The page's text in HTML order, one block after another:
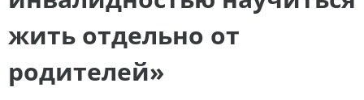
жить отдельно от
родителей»